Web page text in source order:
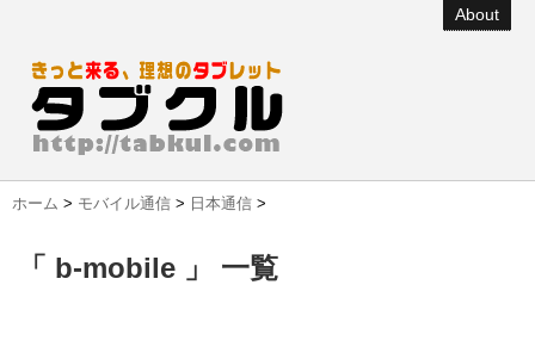
About
ホーム > モバイル通信 > 日本通信 >
「 b-mobile 」 一覧